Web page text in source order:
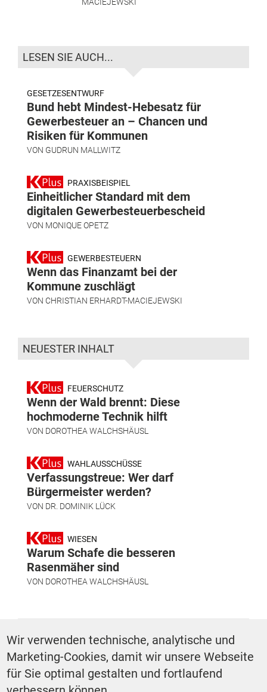
LESEN SIE AUCH...
GESETZESENTWURF
Bund hebt Mindest-Hebesatz für
Gewerbesteuer an – Chancen und
Risiken für Kommunen
VON GUDRUN MALLWITZ
PRAXISBEISPIEL
Einheitlicher Standard mit dem
digitalen Gewerbesteuerbescheid
VON MONIQUE OPETZ
GEWERBESTEUERN
Wenn das Finanzamt bei der
Kommune zuschlägt
VON CHRISTIAN ERHARDT-MACIEJEWSKI
NEUESTER INHALT
FEUERSCHUTZ
Wenn der Wald brennt: Diese
hochmoderne Technik hilft
VON DOROTHEA WALCHSHÄUSL
WAHLAUSSCHÜSSE
Verfassungstreue: Wer darf
Bürgermeister werden?
VON DR. DOMINIK LÜCK
WIESEN
Warum Schafe die besseren
Rasenmäher sind
VON DOROTHEA WALCHSHÄUSL
Gewerbesteuer
Wir verwenden technische, analytische und
Marketing-Cookies, damit wir unsere Webseite
für Sie optimal gestalten und fortlaufend